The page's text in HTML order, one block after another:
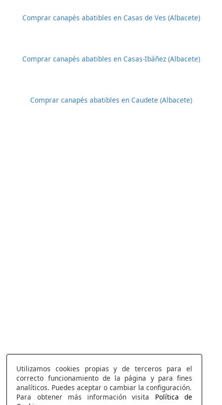
Comprar canapés abatibles en Casas de Ves (Albacete)
Comprar canapés abatibles en Casas-Ibáñez (Albacete)
Comprar canapés abatibles en Caudete (Albacete)
Utilizamos cookies propias y de terceros para el
correcto funcionamiento de la página y para fines
analíticos. Puedes aceptar o cambiar la configuración.
Para obtener más información visita Política de